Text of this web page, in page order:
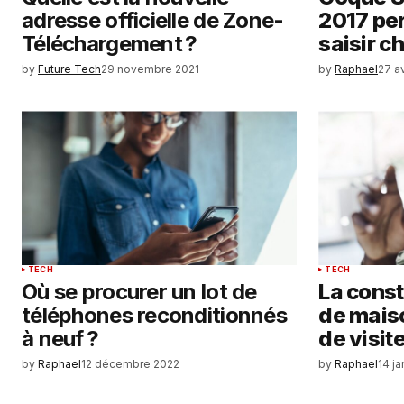
adresse officielle de Zone-
Téléchargement ?
by Future Tech29 novembre 2021
2017
saisir
by Raphael27
TECH
Où se procurer un lot de
téléphones reconditionnés
à neuf ?
by Raphael12 décembre 2022
TECH
La
de
de
by Raphael14